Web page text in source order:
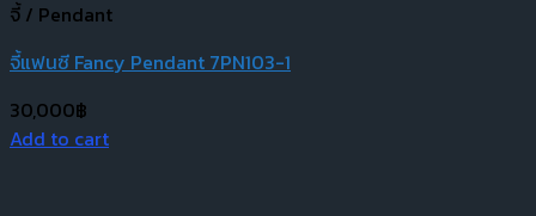
จี้ / Pendant
จี้แฟนซี Fancy Pendant 7PN103-1
30,000฿
Add to cart